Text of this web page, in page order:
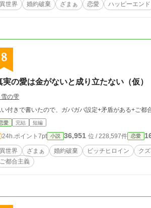
異世界 婚約破棄 ざまぁ 恋愛 ハッピーエンド
8
実の愛は金がないと成り立たない（仮）
の雫
付きで書いたので、ガバガバ設定+矛盾がある+ご都
愛 完結 短編
24h.ポイント 7pt 小説 36,951 位 / 228,597件 恋愛
異世界 ざまぁ 婚約破棄 ビッチヒロイン ク
ご都合主義